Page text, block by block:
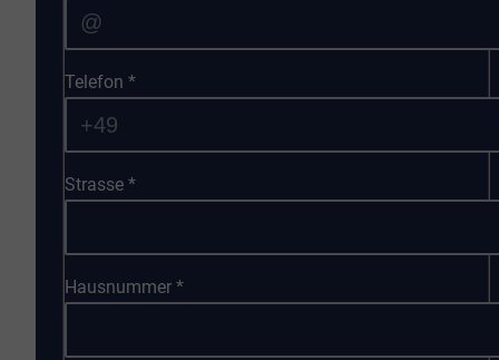
Telefon*
Strasse*
Hausnummer*